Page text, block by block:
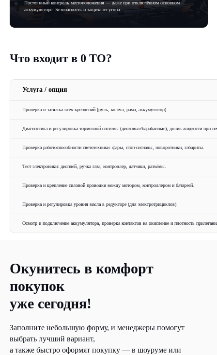
Постоянный контроль местоположения — даже при отключённом основном
аккумуляторе. Безопасность и защита от угона.
Что входит в 0 ТО?
Услуга / опция
Проверка и затяжка всех креплений (руль, колёса, рама, аккумулятор).
Диагностика и регулировка тормозной системы (дисковые/барабанные), долив жидкости при
Проверка работоспособности светотехники: фары, стоп-сигналы, поворотники, габариты.
Тест электроники: дисплей, ручка газа, контроллер, датчики, разъёмы.
Проверка и крепление силовой проводки между мотором, контроллером и батареей.
Проверка и регулировка уровня масла в редукторе (для электротрициклов)
Осмотр и подключение аккумулятора, проверка контактов на окисление и плотность
Окунитесь в комфорт
покупок
уже сегодня!
Заполните небольшую форму, и менеджеры помогут
выбрать лучший вариант,
а также быстро оформят покупку — в шоуруме или